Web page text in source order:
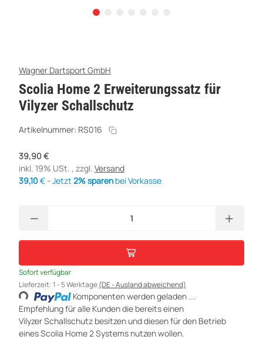
Wagner Dartsport GmbH
Scolia Home 2 Erweiterungssatz für
Vilyzer Schallschutz
Artikelnummer: RS016
39,90 €
inkl. 19% USt. , zzgl. Versand
39,10€ - Jetzt 2% sparen bei Vorkasse
Sofort verfügbar
Lieferzeit:1 - 5 Werktage(DE - Ausland abweichend)
Komponenten werden geladen ...
Empfehlung für alle Kunden die bereits einen
Vilyzer Schallschutz besitzen und diesen für den Betrieb
eines Scolia Home 2 Systems nutzen wollen.